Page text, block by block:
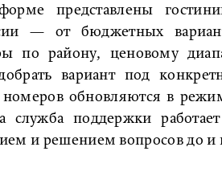
представлены
— от бюджетных
по району, ценовому
вариант под
обновляются в
служба поддержки
и решением вопросов до и